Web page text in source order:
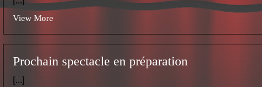
View More
Prochain spectacle en préparation
[...]